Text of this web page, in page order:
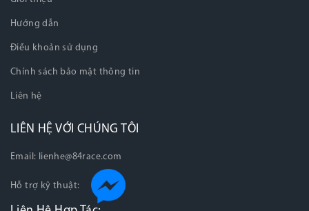
Hướng dẫn
Điều khoản sử dụng
Chính sách bảo mật thông tin
Liên hệ
LIÊN HỆ VỚI CHÚNG TÔI
Email: lienhe@84race.com
Hỗ trợ kỹ thuật: